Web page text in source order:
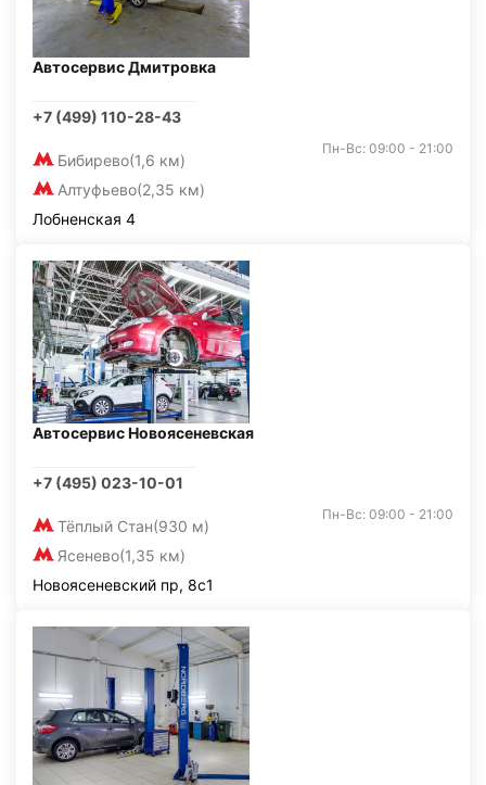
Автосервис Дмитровка
+7 (499) 110-28-43
Бибирево(1,6 км)
Алтуфьево(2,35 км)
Пн-Вс: 09:00 - 21:00
Лобненская 4
Автосервис Новоясеневская
+7 (495) 023-10-01
Тёплый Стан(930 м)
Ясенево(1,35 км)
Пн-Вс: 09:00 - 21:00
Новоясеневский пр, 8с1